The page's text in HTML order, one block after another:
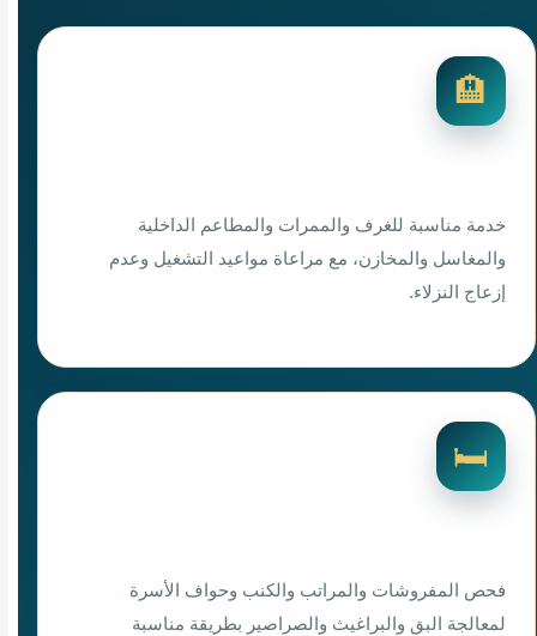
🏨
خدمة مناسبة للغرف والممرات والمطاعم الداخلية
والمغاسل والمخازن، مع مراعاة مواعيد التشغيل وعدم
إزعاج النزلاء.
🛏️
فحص المفروشات والمراتب والكنب وحواف الأسرة
لمعالجة البق والبراغيث والصراصير بطريقة مناسبة